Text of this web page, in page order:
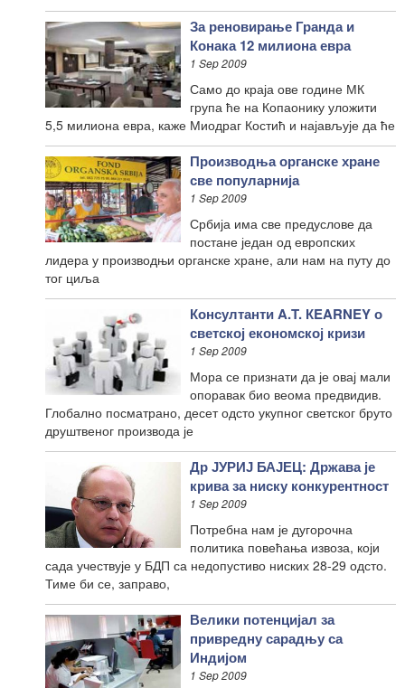
За реновирање Гранда и
Конака 12 милиона евра
1 Sep 2009
Само до краја ове године МК
група ће на Копаонику уложити
5,5 милиона евра, каже Миодраг Костић и најављује да ће
Производња органске хране
све популарнија
1 Sep 2009
Србија има све предуслове да
постане један од европских
лидера у производњи органске хране, али нам на путу до
тог циља
Консултанти A.T. КEARNEY о
светској економској кризи
1 Sep 2009
Мора се признати да је овај мали
опоравак био веома предвидив.
Глобално посматрано, десет одсто укупног светског бруто
друштвеног производа је
Др ЈУРИЈ БАЈЕЦ: Држава је
крива за ниску конкурентност
1 Sep 2009
Потребна нам је дугорочна
политика повећања извоза, који
сада учествује у БДП са недопустиво ниских 28-29 одсто.
Тиме би се, заправо,
Велики потенцијал за
привредну сарадњу са
Индијом
1 Sep 2009